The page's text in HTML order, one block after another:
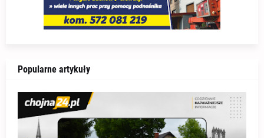
Popularne artykuły